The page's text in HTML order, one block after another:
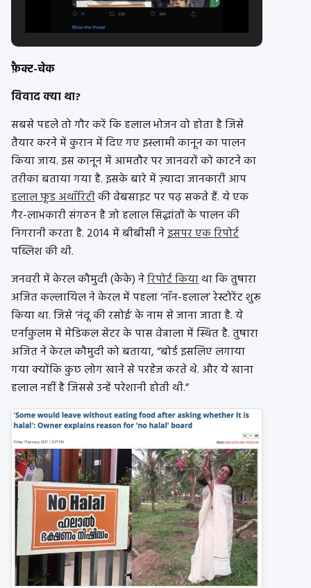
फ़ैक्ट-चेक
विवाद क्या था?
सबसे पहले तो गौर करें कि हलाल भोजन वो होता है जिसे
तैयार करने में कुरान में दिए गए इस्लामी कानून का पालन
किया जाय. इस कानून में आमतौर पर जानवरों को काटने का
तरीका बताया गया है. इसके बारे में ज़्यादा जानकारी आप
हलाल फ़ूड अथॉरिटीकी वेबसाइट पर पढ़ सकते हैं. ये एक
गैर-लाभकारी संगठन है जो हलाल सिद्धांतों के पालन की
निगरानी करता है. 2014 में बीबीसी नेइसपर एक रिपोर्ट
पब्लिश की थी.
जनवरी में केरल कौमुदी (केके) नेरिपोर्ट कियाथा कि तुषारा
अजित कल्लायिल ने केरल में पहला ‘नॉन-हलाल’ रेस्टोरेंट शुरू
किया था. जिसे ‘नंदू की रसोई’ के नाम से जाना जाता है. ये
एर्नाकुलम में मेडिकल सेंटर के पास वेन्नाला में स्थित है. तुषारा
अजित ने केरल कौमुदी को बताया, “बोर्ड इसलिए लगाया
गया क्योंकि कुछ लोग खाने से परहेज करते थे. और ये खाना
हलाल नहीं है जिससे उन्हें परेशानी होती थी.”